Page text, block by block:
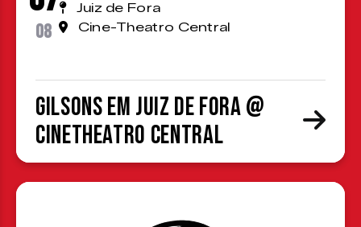
08
Juiz de Fora
Cine-Theatro Central
Gilsons em Juiz de Fora @
CineTheatro Central